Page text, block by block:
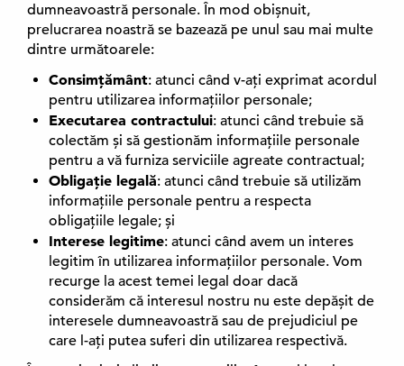
dumneavoastră personale. În mod obișnuit,
prelucrarea noastră se bazează pe unul sau mai multe
dintre următoarele:
Consimțământ: atunci când v-ați exprimat acordul
pentru utilizarea informațiilor personale;
Executarea contractului: atunci când trebuie să
colectăm și să gestionăm informațiile personale
pentru a vă furniza serviciile agreate contractual;
Obligație legală: atunci când trebuie să utilizăm
informațiile personale pentru a respecta
obligațiile legale; și
Interese legitime: atunci când avem un interes
legitim în utilizarea informațiilor personale. Vom
recurge la acest temei legal doar dacă
considerăm că interesul nostru nu este depășit de
interesele dumneavoastră sau de prejudiciul pe
care l-ați putea suferi din utilizarea respectivă.